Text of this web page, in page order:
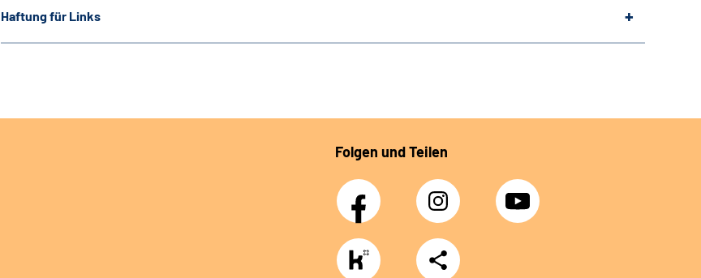
Haftung für Links
Folgen und Teilen
Facebook Instagram Youtube
https://www.kununu.com/de/deutsche-
rentenversicherung-
Teilen